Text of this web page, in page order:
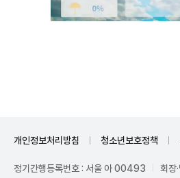
개인정보처리방침 청소년보호정책
정기간행등록번호 : 서울 아 00493 회장